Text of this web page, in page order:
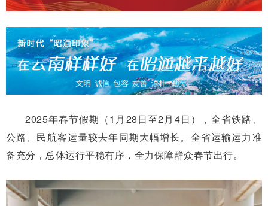
2025年春节假期（1月28日至2月4日），全省铁路、
公路、民航客运量较去年同期大幅增长。全省运输运力准
备充分，总体运行平稳有序，全力保障群众春节出行。